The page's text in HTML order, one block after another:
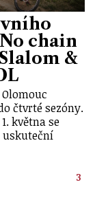
chain
&
čtvrté sezóny.
května se
uskuteční
3